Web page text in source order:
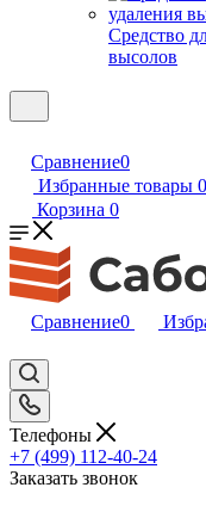
Средство
высолов
Сравнение0
Избранные товары 0
Корзина 0
Сравнение0
Телефоны
+7 (499) 112-40-24
Заказать звонок